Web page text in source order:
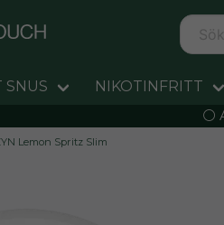
SNUS NIKOTINFRITT
⚪️
Lemon Spritz Slim